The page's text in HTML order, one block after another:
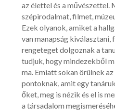
az élettel és a művészettel.
szépirodalmat, filmet,
Ezek olyanok, amiket a
van manapság
rengeteget dolgoznak a
tudjuk, hogy mindezekből
ma. Emiatt sokan örülnek
pontoknak, amit egy
őket, meg is nézik és el is
a társadalom